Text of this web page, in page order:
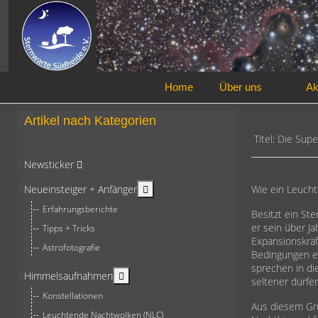
Home Über uns
Artikel nach Kategorien
Newsticker
Neueinsteiger + Anfänger
More about: Neueinsteiger +
Erfahrungsberichte
Tipps + Tricks
Astrofotografie
Himmelsaufnahmen More about: Himmelsaufnahmen
Konstellationen
Leuchtende Nachtwolken (NLC)
Titel: Die
Wie ein
Besitzt ein
er sein über
Bedingungen
sprechen in
seltener
Aus diesem